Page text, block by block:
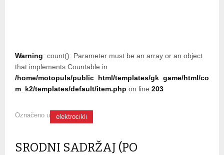
Warning: count(): Parameter must be an array or an object
that implements Countable in
/home/motopuls/public_html/templates/gk_game/html/co
m_k2/templates/default/item.php on line 203
Označeno u elektrocikli
SRODNI SADRŽAJ (PO